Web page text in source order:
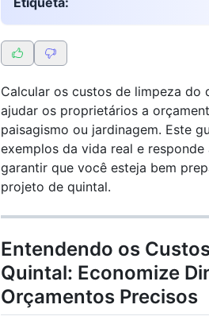
Calcular os custos de limpeza do
ajudar os proprietários a
paisagismo ou jardinagem. Este
exemplos da vida real e
garantir que você esteja bem
projeto de quintal.
Entendendo os
Quintal: Economize
Orçamentos Precisos